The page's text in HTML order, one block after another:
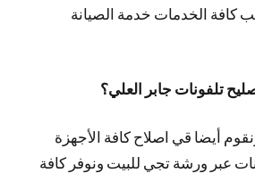
كافة الخدمات خدمة الصيانة
تلفونات جابر العلي؟
أيضا قي اصلاح كافة الأجهزة
عبر ورشة تجي للبيت ونوفر كافة